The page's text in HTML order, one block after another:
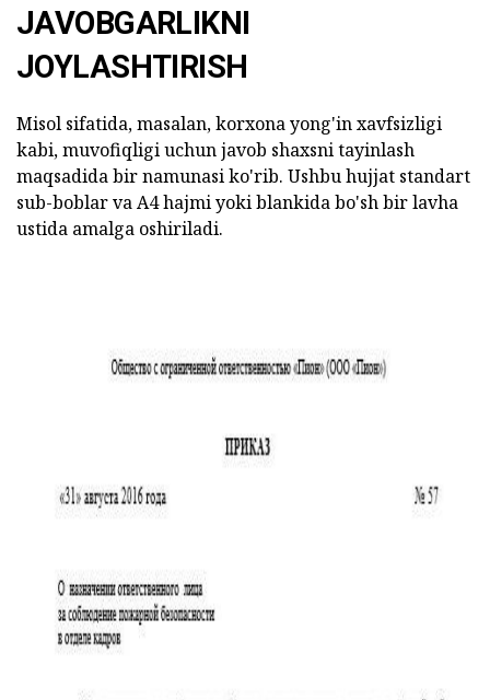
JAVOBGARLIKNI
JOYLASHTIRISH
Misol sifatida, masalan, korxona yong'in xavfsizligi
kabi, muvofiqligi uchun javob shaxsni tayinlash
maqsadida bir namunasi ko'rib. Ushbu hujjat standart
sub-boblar va A4 hajmi yoki blankida bo'sh bir lavha
ustida amalga oshiriladi.